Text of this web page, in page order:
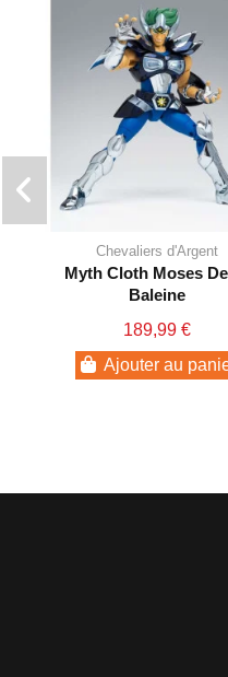
Chevaliers d'Argent
Myth Cloth Moses
Baleine
189,99 €
Ajouter au